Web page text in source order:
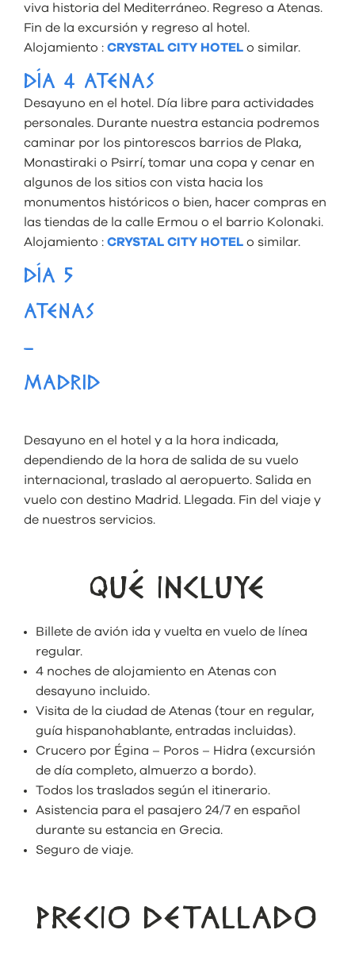
viva historia del Mediterráneo. Regreso a Atenas.
Fin de la excursión y regreso al hotel.
Alojamiento : CRYSTAL CITY HOTEL o similar.
DÍA 4 ATENAS
Desayuno en el hotel. Día libre para actividades
personales. Durante nuestra estancia podremos
caminar por los pintorescos barrios de Plaka,
Monastiraki o Psirrí, tomar una copa y cenar en
algunos de los sitios con vista hacia los
monumentos históricos o bien, hacer compras en
las tiendas de la calle Ermou o el barrio Kolonaki.
Alojamiento : CRYSTAL CITY HOTEL o similar.
DÍA 5
ATENAS
–
MADRID
Desayuno en el hotel y a la hora indicada,
dependiendo de la hora de salida de su vuelo
internacional, traslado al aeropuerto. Salida en
vuelo con destino Madrid. Llegada. Fin del viaje y
de nuestros servicios.
QUÉ INCLUYE
Billete de avión ida y vuelta en vuelo de línea
regular.
4 noches de alojamiento en Atenas con
desayuno incluido.
Visita de la ciudad de Atenas (tour en regular,
guía hispanohablante, entradas incluidas).
Crucero por Égina – Poros – Hidra (excursión
de día completo, almuerzo a bordo).
Todos los traslados según el itinerario.
Asistencia para el pasajero 24/7 en español
durante su estancia en Grecia.
Seguro de viaje.
PRECIO DETALLADO